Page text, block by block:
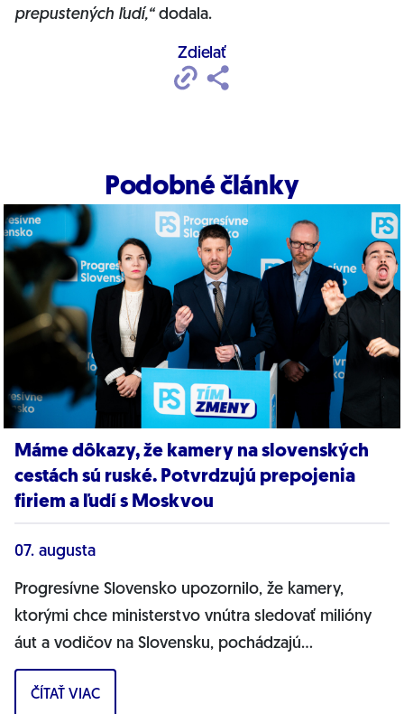
prepustených ľudí,“dodala.
Zdielať
Podobné články
Máme dôkazy, že kamery na slovenských
cestách sú ruské. Potvrdzujú prepojenia
firiem a ľudí s Moskvou
07. augusta
Progresívne Slovensko upozornilo, že kamery,
ktorými chce ministerstvo vnútra sledovať milióny
áut a vodičov na Slovensku, pochádzajú
pravdepodobne z Ruska. Dnes hnutie prinieslo
dôkazy,...
ČÍTAŤ VIAC